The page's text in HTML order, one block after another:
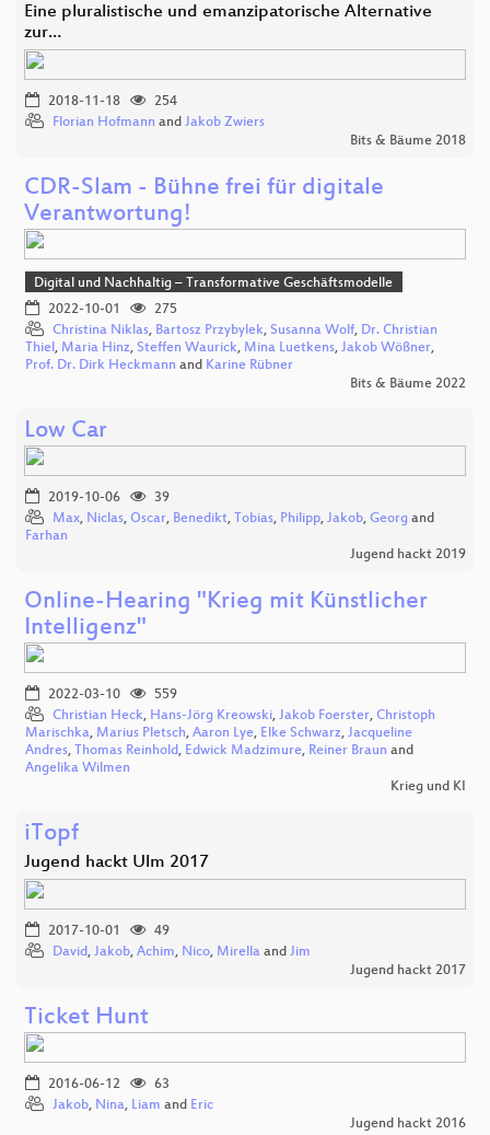
Eine pluralistische und emanzipatorische Alternative
zur…
2018-11-18
254
Florian Hofmann and Jakob Zwiers
Bits & Bäume 2018
CDR-Slam - Bühne frei für digitale
Verantwortung!
Digital und Nachhaltig – Transformative Geschäftsmodelle
2022-10-01
275
Christina Niklas, Bartosz Przybylek, Susanna Wolf, Dr. Christian
Thiel, Maria Hinz, Steffen Waurick, Mina Luetkens, Jakob Wößner,
Prof. Dr. Dirk Heckmann and Karine Rübner
Bits & Bäume 2022
Low Car
2019-10-06
39
Max, Niclas, Oscar, Benedikt, Tobias, Philipp, Jakob, Georg and
Farhan
Jugend hackt 2019
Online-Hearing "Krieg mit Künstlicher
Intelligenz"
2022-03-10
559
Christian Heck, Hans-Jörg Kreowski, Jakob Foerster, Christoph
Marischka, Marius Pletsch, Aaron Lye, Elke Schwarz, Jacqueline
Andres, Thomas Reinhold, Edwick Madzimure, Reiner Braun and
Angelika Wilmen
Krieg und KI
iTopf
Jugend hackt Ulm 2017
2017-10-01
49
David, Jakob, Achim, Nico, Mirella and Jim
Jugend hackt 2017
Ticket Hunt
2016-06-12
63
Jakob, Nina, Liam and Eric
Jugend hackt 2016